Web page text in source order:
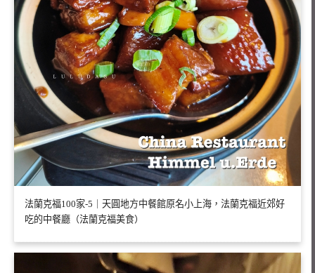
法蘭克福100家-5｜天圓地方中餐館原名小上海，法蘭克福近郊好
吃的中餐廳（法蘭克福美食）